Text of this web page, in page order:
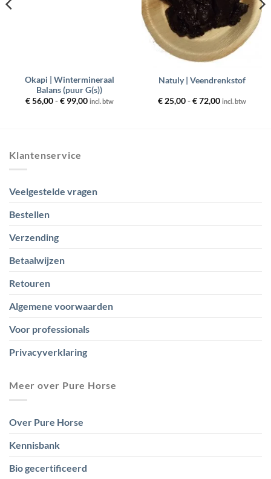
Okapi | Wintermineraal
Balans (puur G(s))
€56,00 - €99,00Prijsklasse:
incl. btw
Natuly | Veendrenkstof
€25,00 - €72,00Prijsklasse:
incl. btw
Klantenservice
Veelgestelde vragen
Bestellen
Verzending
Betaalwijzen
Retouren
Algemene voorwaarden
Voor professionals
Privacyverklaring
Meer over Pure Horse
Over Pure Horse
Kennisbank
Bio gecertificeerd